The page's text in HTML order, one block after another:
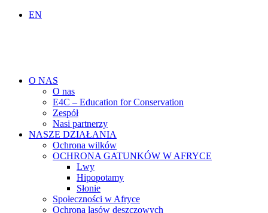
EN
O NAS
O nas
E4C – Education for Conservation
Zespół
Nasi partnerzy
NASZE DZIAŁANIA
Ochrona wilków
OCHRONA GATUNKÓW W AFRYCE
Lwy
Hipopotamy
Słonie
Społeczności w Afryce
Ochrona lasów deszczowych